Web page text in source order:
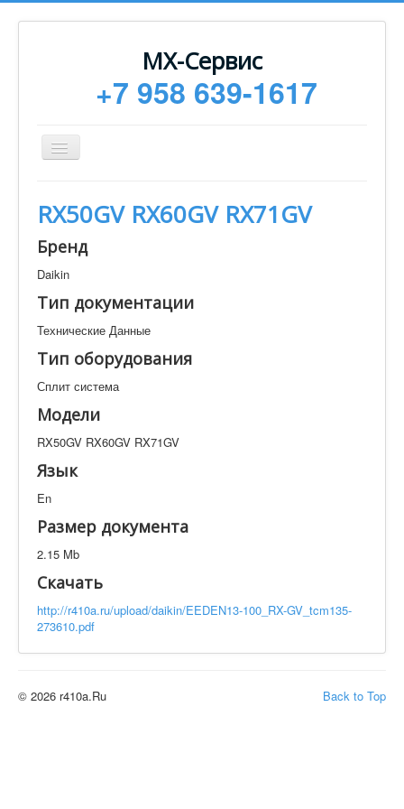
МХ-Сервис
+7 958 639-1617
Toggle
Navigation
Монтаж
Сервисное обслуживание
Техническая документация
Статьи
Техническая документация
Искать
Производитель
Элементов на страницу
RX50GV RX60GV RX71GV
Бренд
Daikin
Тип документации
Технические Данные
Тип оборудования
Сплит система
Модели
RX50GV RX60GV RX71GV
Язык
En
Размер документа
2.15 Mb
Скачать
http://r410a.ru/upload/daikin/EEDEN13-100_RX-GV_tcm135-
273610.pdf
Back to Top
© 2026 r410a.Ru